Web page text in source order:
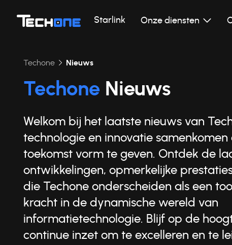
Starlink Onze diensten
Techone Nieuws
TechoneNieuws
Welkom bij het laatste nieuws van
technologie en innovatie samenkomen
toekomst vorm te geven. Ontdek de
ontwikkelingen, opmerkelijke
die Techone onderscheiden als een
kracht in de dynamische wereld van
informatietechnologie. Blijf op de
continue inzet om te excelleren en te